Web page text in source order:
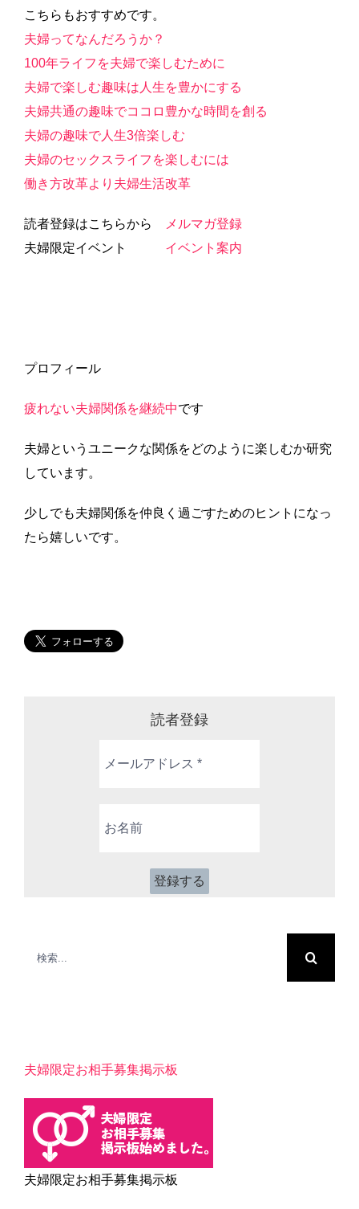
こちらもおすすめです。
夫婦ってなんだろうか？
100年ライフを夫婦で楽しむために
夫婦で楽しむ趣味は人生を豊かにする
夫婦共通の趣味でココロ豊かな時間を創る
夫婦の趣味で人生3倍楽しむ
夫婦のセックスライフを楽しむには
働き方改革より夫婦生活改革
読者登録はこちらから
メルマガ登録
夫婦限定イベント イベント案内
プロフィール
疲れない夫婦関係を継続中です
夫婦というユニークな関係をどのように楽しむか研究
しています。
少しでも夫婦関係を仲良く過ごすためのヒントになっ
たら嬉しいです。
読者登録
ー
*
夫婦限定お相手募集掲示板
夫婦限定お相手募集掲示板